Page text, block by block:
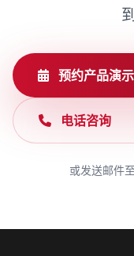
预约产品演示
电话咨询
或发送邮件